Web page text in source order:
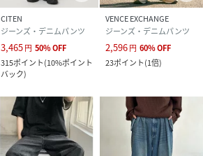
CITEN
ジーンズ・デニムパンツ
3,465円 50%OFF
315ポイント(10%ポイント
バック)
VENCE EXCHANGE
ジーンズ・デニムパンツ
2,596円 60%OFF
23ポイント(1倍)